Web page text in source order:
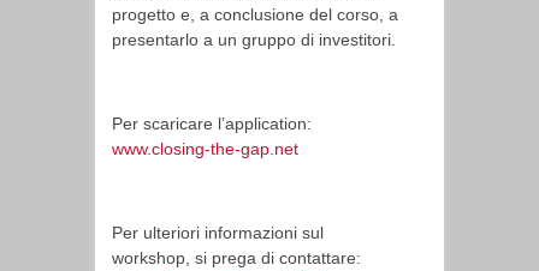
progetto e, a conclusione del corso, a
presentarlo a un gruppo di investitori.
Per scaricare l’application:
www.closing-the-gap.net
Per ulteriori informazioni sul
workshop, si prega di contattare: